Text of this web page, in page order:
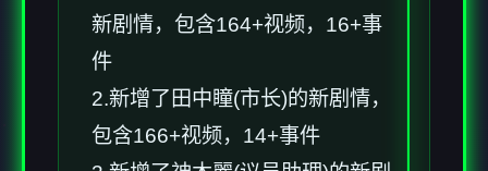
新剧情，包含164+视频，16+事
件
2.新增了田中瞳(市长)的新剧情，
包含166+视频，14+事件